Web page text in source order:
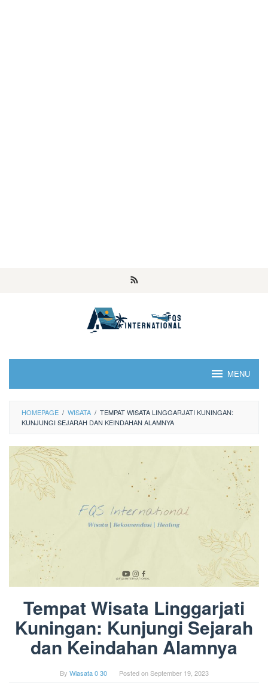
MENU
HOMEPAGE / WISATA / TEMPAT WISATA LINGGARJATI KUNINGAN:
KUNJUNGI SEJARAH DAN KEINDAHAN ALAMNYA
Tempat Wisata Linggarjati
Kuningan: Kunjungi Sejarah
dan Keindahan Alamnya
By Wiasata 0 30 Posted onSeptember 19, 2023